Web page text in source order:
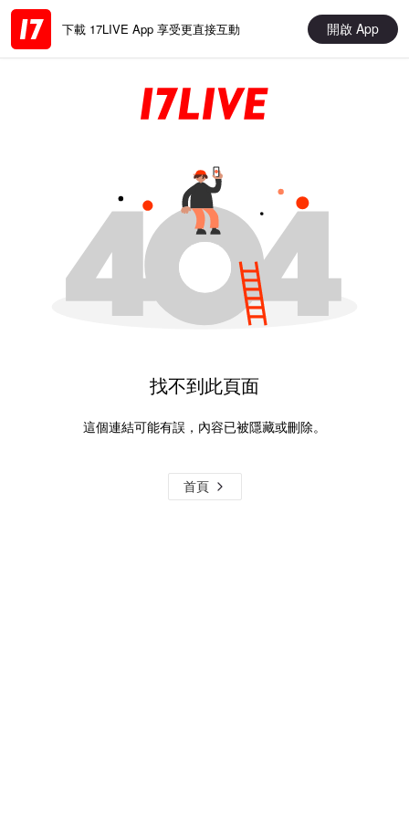
下載 17LIVE App 享受更直接互動 開啟 App
找不到此頁面
這個連結可能有誤，內容已被隱藏或刪除。
首頁